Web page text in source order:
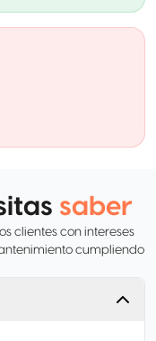
saber
clientes con intereses
cumpliendo